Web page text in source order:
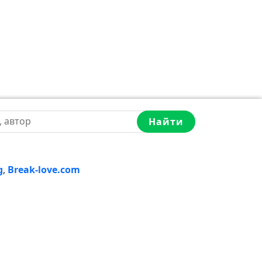
Найти
, Break-love.com